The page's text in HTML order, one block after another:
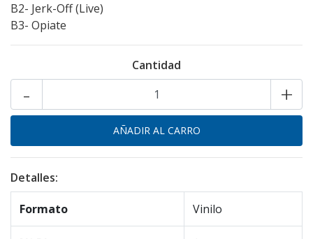
B2- Jerk-Off (Live)
B3- Opiate
Cantidad
+
-
Detalles:
Formato Vinilo